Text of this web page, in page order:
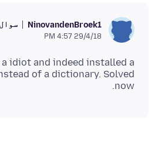
NinovandenBroek1
29/4/18 4:57 PM
a idiot and indeed installed a
of a dictionary. Solved
now.